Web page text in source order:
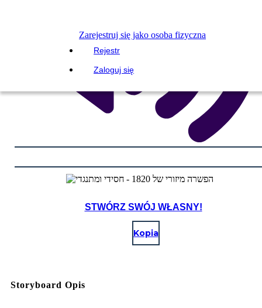
Zarejestruj się jako osoba fizyczna
Rejestr
Zaloguj się
STWÓRZ SWÓJ WŁASNY!
Kopia
Storyboard Opis